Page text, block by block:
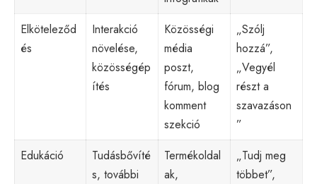
Elköteleződ
és
Interakció
növelése,
közösségép
ítés
Közösségi
média
poszt,
fórum, blog
komment
szekció
„Szólj
hozzá”,
„Vegyél
részt a
szavazáson
”
Edukáció
Tudásbővíté
s, további
Termékoldal
ak,
„Tudj meg
többet”,